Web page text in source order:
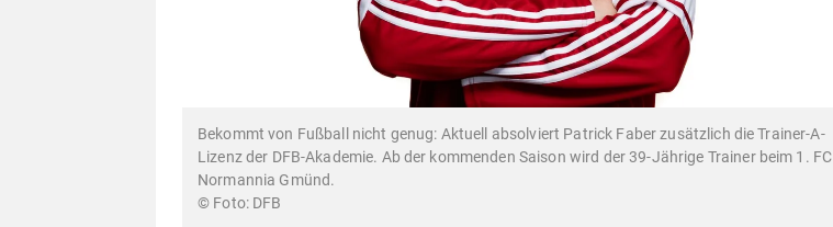
Bekommt von Fußball nicht genug: Aktuell absolviert Patrick Faber zusätzlich die Trainer-A-
Lizenz der DFB-Akademie. Ab der kommenden Saison wird der 39-Jährige Trainer beim 1. FC
Normannia Gmünd.
DFB